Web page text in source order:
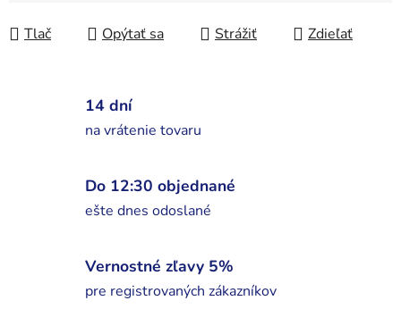
Tlač Opýtať sa Strážiť Zdieľať
14 dní
na vrátenie tovaru
Do 12:30 objednané
ešte dnes odoslané
Vernostné zľavy 5%
pre registrovaných zákazníkov